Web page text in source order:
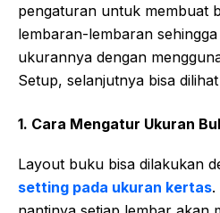
pengaturan untuk membuat
lembaran-lembaran
ukurannya dengan
Setup, selanjutnya bisa
1. Cara Mengatur Ukuran
Layout buku bisa dilakukan
setting pada ukuran kertas.